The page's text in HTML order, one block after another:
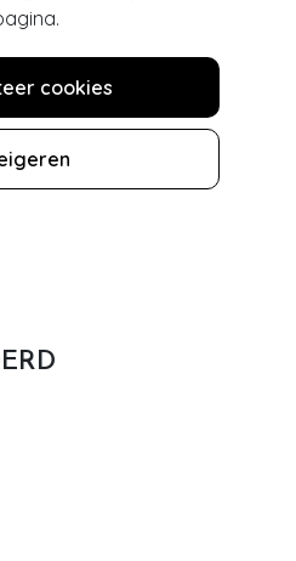
cookies